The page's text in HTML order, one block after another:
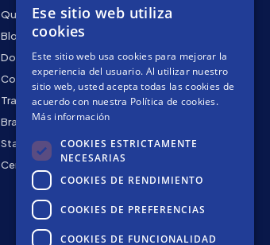
Quiénes somos
Blog
Docs
Contáctanos
Trabaja con nosotros
Brand kit
Staking Rewards
Centro de seguridad
FRENCH
Ese sitio web utiliza
cookies
Este sitio web usa cookies para mejorar la
experiencia del usuario. Al utilizar nuestro
sitio web, usted acepta todas las cookies de
acuerdo con nuestra Política de cookies.
Más información
COOKIES ESTRICTAMENTE
NECESARIAS
COOKIES DE RENDIMIENTO
COOKIES DE PREFERENCIAS
COOKIES DE FUNCIONALIDAD